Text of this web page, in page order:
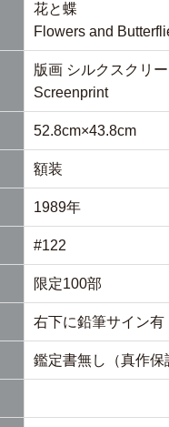
花と蝶
Flowers and
版画 シルクスクリ
Screenprint
52.8cm×43.8cm
額装
1989年
#122
限定100部
右下に鉛筆サイン有
鑑定書無し（真作保